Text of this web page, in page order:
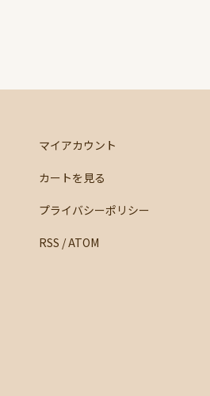
マイアカウント
カートを見る
プライバシーポリシー
RSS /ATOM